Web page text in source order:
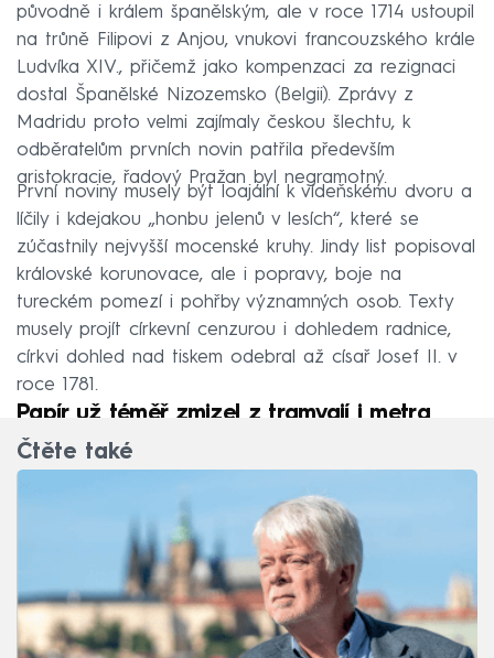
původně i králem španělským, ale v roce 1714 ustoupil
na trůně Filipovi z Anjou, vnukovi francouzského krále
Ludvíka XIV., přičemž jako kompenzaci za rezignaci
dostal Španělské Nizozemsko (Belgii). Zprávy z
Madridu proto velmi zajímaly českou šlechtu, k
odběratelům prvních novin patřila především
aristokracie, řadový Pražan byl negramotný.
První noviny musely být loajální k vídeňskému dvoru a
líčily i kdejakou „honbu jelenů v lesích“, které se
zúčastnily nejvyšší mocenské kruhy. Jindy list popisoval
královské korunovace, ale i popravy, boje na
tureckém pomezí i pohřby významných osob. Texty
musely projít církevní cenzurou i dohledem radnice,
církvi dohled nad tiskem odebral až císař Josef II. v
roce 1781.
Papír už téměř zmizel z tramvají i metra
Čtěte také